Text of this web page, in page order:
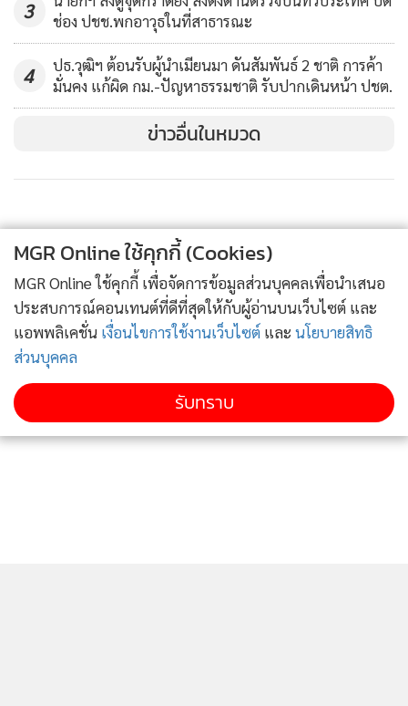
ถอดถอนประธาน 3 ศาล แต่ไม่เห็นมีประเด็นการให้ประชาชนมี
ส่วนร่วม มีความพยายามบอกว่า ออกแบบระบบตรวจสอบถ่วง
ดุลโดยใช้ระบบสภา คือ ให้ฝ่ายค้านตรวจสอบรัฐบาลในมาตรการ
ต่างๆ คำถามคือ เพียงพอและเท่ากันหรือไม่ ระหว่างการตรวจ
สอบถ่วงดุลระหว่างฝ่ายค้านกับรัฐบาล และผู้ถืออำนาจอธิปไตย
ที่อยู่ต่างองค์กร ด้านที่บั่นทอนเท่ากับด้านที่เพิ่มเติมหรือไม่
ปิยบุตร แสงกนกกุล) ท่านหนึ่งในฐานะคนหนุ่มไฟแรง อีกคนแม้
ไม่เคยเสวนาส่วนตัว แต่ก็นับถือในฐานะนักกฎหมายมหาชนรุ่น
ใหม่ แม้บางประการอาจจะไม่เห็นด้วย แต่ก็นับถือและเคารพ แม้
วันนี้จะเบียงเบนไปมากจากที่มาของ ส.ว. แต่ก็ควรแก้ไขเฉพาะ
จุดนี้ได้หรือไม่ การแก้ไขชนิดที่ว่าแขนซ้ายเขาบาดเจ็บ ถึงกับ
ต้องตัดศีรษะเขาเลยหรือครับ ท่านต้องย้อนกลับไปโดยใช้ระบบ
ตรวจสอบถ่วงดุลภายในสภา ให้สภาตรวจสอบรัฐบาลเท่านั้น มัน
เพียงพอหรือครับ”
3
ช่อง ปชช.พกอาวุธในที่สาธารณะ
4
ปธ.วุฒิฯ ต้อนรับผู้นำเมียนมา ดันสัมพันธ์ 2 ชาติ การค้า
มั่นคง แก้ผิด กม.-ปัญหาธรรมชาติ รับปากเดินหน้า ปชต.
ข่าวอื่นในหมวด
MGR Online ใช้คุกกี้ (Cookies)
MGR Online ใช้คุกกี้ เพื่อจัดการข้อมูลส่วนบุคคลเพื่อนำเสนอ
ประสบการณ์คอนเทนต์ที่ดีที่สุดให้กับผู้อ่านบนเว็บไซต์ และ
แอพพลิเคชั่น เงื่อนไขการใช้งานเว็บไซต์ และ นโยบายสิทธิ
ส่วนบุคคล
รับทราบ